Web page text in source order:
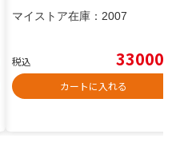
マイストア在庫： 2007
税込 33000
カートに入れる